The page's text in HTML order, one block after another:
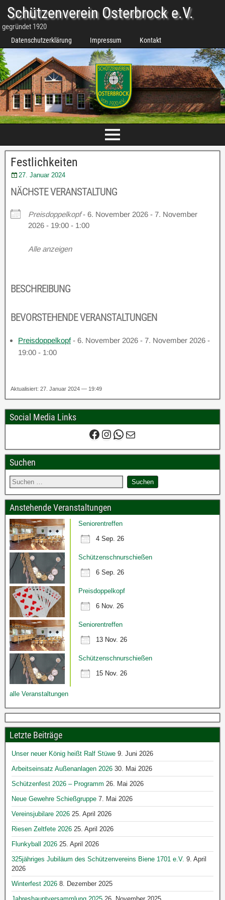
Schützenverein Osterbrock e.V.
gegründet 1920
Datenschutzerklärung Impressum Kontakt
Festlichkeiten
27. Januar 2024
NÄCHSTE VERANSTALTUNG
Preisdoppelkopf- 6. November 2026 - 7. November
2026 - 19:00 - 1:00
Alle anzeigen
BESCHREIBUNG
BEVORSTEHENDE VERANSTALTUNGEN
Preisdoppelkopf- 6. November 2026 - 7. November 2026 -
19:00 - 1:00
Aktualisiert: 27. Januar 2024 — 19:49
Social Media Links
Suchen
Anstehende Veranstaltungen
Seniorentreffen
4 Sep. 26
Schützenschnurschießen
6 Sep. 26
Preisdoppelkopf
6 Nov. 26
Seniorentreffen
13 Nov. 26
Schützenschnurschießen
15 Nov. 26
alle Veranstaltungen
Letzte Beiträge
Unser neuer König heißt Ralf Stüwe 9. Juni 2026
Arbeitseinsatz Außenanlagen 2026 30. Mai 2026
Schützenfest 2026 – Programm 26. Mai 2026
Neue Gewehre Schießgruppe 7. Mai 2026
Vereinsjubilare 2026 25. April 2026
Riesen Zeltfete 2026 25. April 2026
Flunkyball 2026 25. April 2026
325jähriges Jubiläum des Schützenvereins Biene 1701 e.V. 9. April
2026
Winterfest 2026 8. Dezember 2025